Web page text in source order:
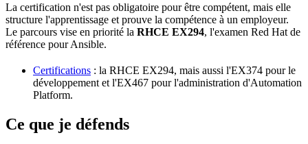
La certification n'est pas obligatoire pour être compétent, mais elle
structure l'apprentissage et prouve la compétence à un employeur.
Le parcours vise en priorité la RHCE EX294, l'examen Red Hat de
référence pour Ansible.
Certifications : la RHCE EX294, mais aussi l'EX374 pour le
développement et l'EX467 pour l'administration d'Automation
Platform.
Ce que je défends